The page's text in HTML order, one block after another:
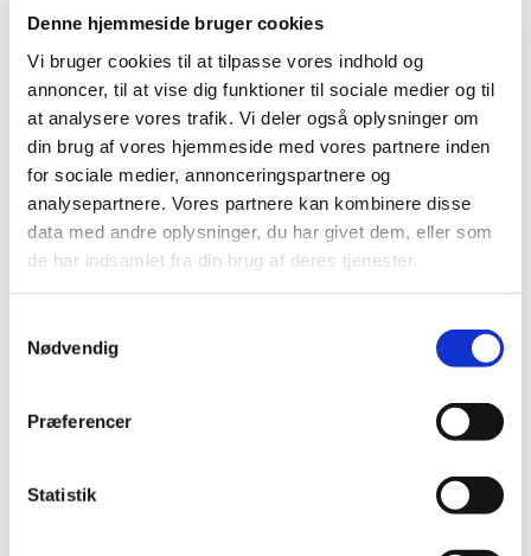
Denne hjemmeside bruger cookies
Vi bruger cookies til at tilpasse vores indhold og
annoncer, til at vise dig funktioner til sociale medier og til
at analysere vores trafik. Vi deler også oplysninger om
din brug af vores hjemmeside med vores partnere inden
for sociale medier, annonceringspartnere og
analysepartnere. Vores partnere kan kombinere disse
data med andre oplysninger, du har givet dem, eller som
de har indsamlet fra din brug af deres tjenester.
Nødvendig
Præferencer
Statistik
2020 (263)
november (33)
oktober (20)
september (20)
august (17)
juli (11)
juni (21)
maj (21)
april (24)
februar (12)
2019 (159)
2017 (167)